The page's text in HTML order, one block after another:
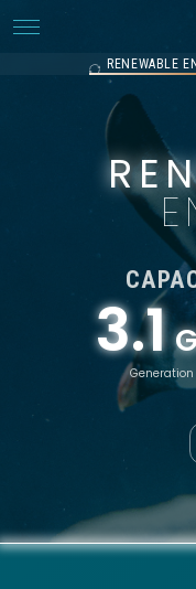
RENEWABLE
3.1
Generation